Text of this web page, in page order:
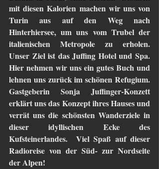
mit diesen Kalorien machen wir uns von
Turin aus auf den Weg nach
Hinterhiersee, um uns vom Trubel der
italienischen Metropole zu erholen.
Unser Ziel ist das Juffing Hotel und Spa.
Hier nehmen wir uns ein gutes Buch und
lehnen uns zurück im schönen Refugium.
Gastgeberin Sonja Juffinger-Konzett
erklärt uns das Konzept ihres Hauses und
verrät uns die schönsten Wanderziele in
dieser idyllischen Ecke des
Kufsteinerlandes.  Viel Spaß auf dieser
Radioreise von der Süd- zur Nordseite
der Alpen!